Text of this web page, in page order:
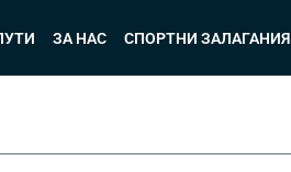
ЗА НАС СПОРТНИ ЗАЛАГАНИЯ